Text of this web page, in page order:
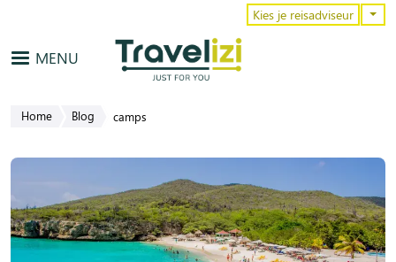
Overslaan en naar de inhoud gaan
MENU
Kies je reisadviseur
Home Blog camps